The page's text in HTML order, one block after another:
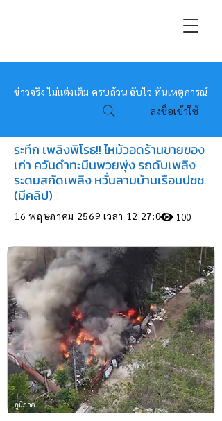
หมอข่าว
ข่าวจริง ไม่แต่งเติม ครบถ้วน ฉับไว ทันเหตุการณ์
ลงชื่อเข้าใช้
ระทึก เพลิงพิโรธ!! ไหม้วอดร้านขายของ
เก่า ควันดำทะมึนพวยพุ่ง รถดับเพลิง
ระดมสกัดเพลิง หวั่นลามบ้านเรือนปชช.
(มีคลิป)
16 พฤษภาคม 2569 เวลา 12:27:00 100
ภูมิภาค